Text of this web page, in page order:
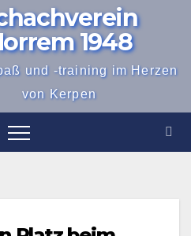
1948
und -training im Herzen
von Kerpen